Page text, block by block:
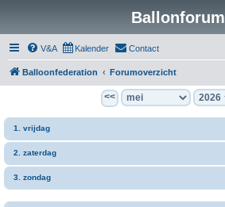
Ballonforum
V&A Kalender Contact
Balloonfederation Forumoverzicht
<<
1. vrijdag
2. zaterdag
3. zondag